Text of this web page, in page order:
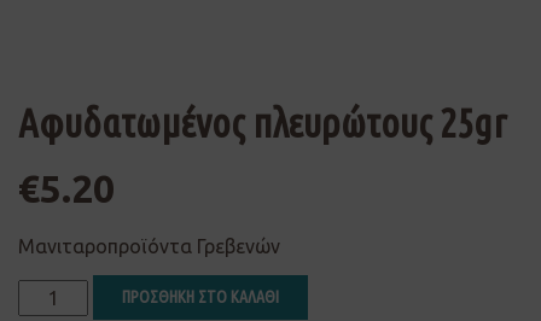
Αφυδατωμένος πλευρώτους 25gr
€5.20
Μανιταροπροϊόντα Γρεβενών
ΠΡΟΣΘΗΚΗ ΣΤΟ ΚΑΛΑΘΙ